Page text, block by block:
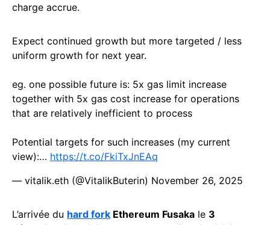
charge accrue.
Expect continued growth but more targeted / less
uniform growth for next year.
eg. one possible future is: 5x gas limit increase
together with 5x gas cost increase for operations
that are relatively inefficient to process
Potential targets for such increases (my current
view):… https://t.co/FkiTxJnEAq
— vitalik.eth (@VitalikButerin) November 26, 2025
L’arrivée du hard fork Ethereum Fusaka le 3